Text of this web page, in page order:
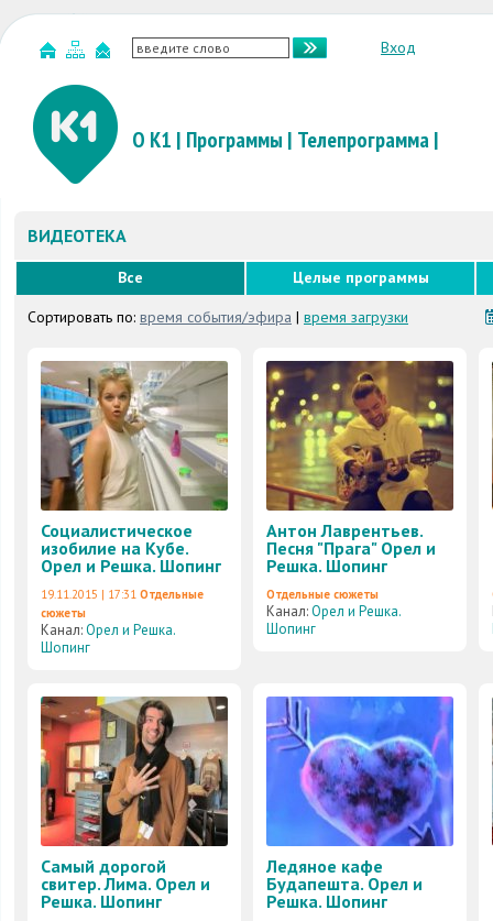
Вход
О К1 | Программы | Телепрограмма|
ВИДЕОТЕКА
Все
Целые программы
Сортировать по: время события/эфира | время загрузки
Социалистическое
изобилие на Кубе.
Орел и Решка. Шопинг
19.11.2015 | 17:31 Отдельные
сюжеты
Канал:Орел и Решка.
Шопинг
Антон Лаврентьев.
Песня "Прага" Орел и
Решка. Шопинг
Отдельные сюжеты
Канал:Орел и Решка.
Шопинг
Самый дорогой
свитер. Лима. Орел и
Решка. Шопинг
Ледяное кафе
Будапешта. Орел и
Решка. Шопинг